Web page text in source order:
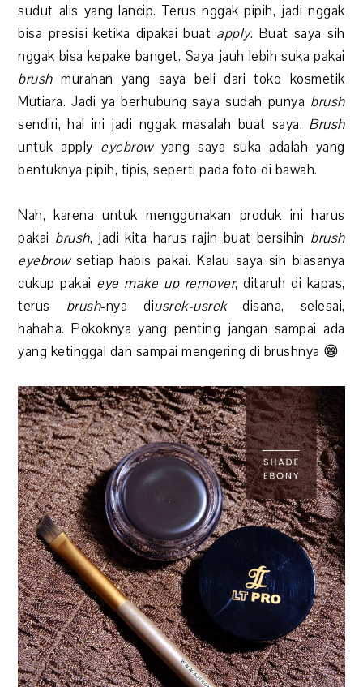
sudut alis yang lancip. Terus nggak pipih, jadi nggak
bisa presisi ketika dipakai buat apply. Buat saya sih
nggak bisa kepake banget. Saya jauh lebih suka pakai
brushmurahan yang saya beli dari toko kosmetik
Mutiara. Jadi ya berhubung saya sudah punya brush
sendiri, hal ini jadi nggak masalah buat saya. Brush
untuk apply eyebrow yang saya suka adalah yang
bentuknya pipih, tipis, seperti pada foto di bawah.
Nah, karena untuk menggunakan produk ini harus
pakai brush, jadi kita harus rajin buat bersihin brush
eyebrowsetiap habis pakai. Kalau saya sih biasanya
cukup pakai eye make up remover, ditaruh di kapas,
terus brush-nya diusrek-usrekdisana, selesai,
hahaha. Pokoknya yang penting jangan sampai ada
yang ketinggal dan sampai mengering di brushnya 😁